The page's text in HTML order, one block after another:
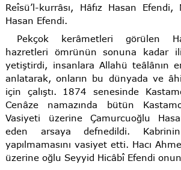
Reîsü’l-kurrâsı, Hâfız Hasan Efendi,
Hasan Efendi.
Pekçok kerâmetleri görülen
hazretleri ömrünün sonuna kadar
yetiştirdi, insanlara Allahü teâlânın
anlatarak, onların bu dünyada ve
için çalıştı. 1874 senesinde
Cenâze namazında bütün
Vasiyeti üzerine Çamurcuoğlu
eden arsaya defnedildi.
yapılmamasını vasiyet etti. Hacı
üzerine oğlu Seyyid Hicâbî Efendi